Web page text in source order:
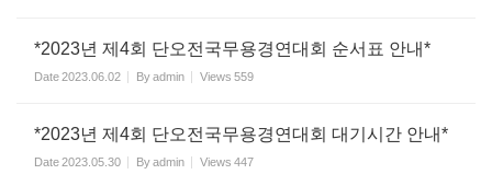
*2023년 제4회 단오전국무용경연대회 순서표 안내*
Date2023.06.02 Byadmin Views 559
*2023년 제4회 단오전국무용경연대회 대기시간 안내*
Date2023.05.30 Byadmin Views 447